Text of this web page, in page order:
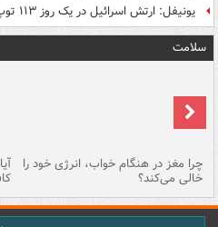
یونیفل: ارتش اسرائیل در یک روز ۱۱۳ توپ به جنوب لبنان شلیک کرده است
سلامت
چرا مغز در هنگام خواب، انرژی خود را
خالی می‌کند؟